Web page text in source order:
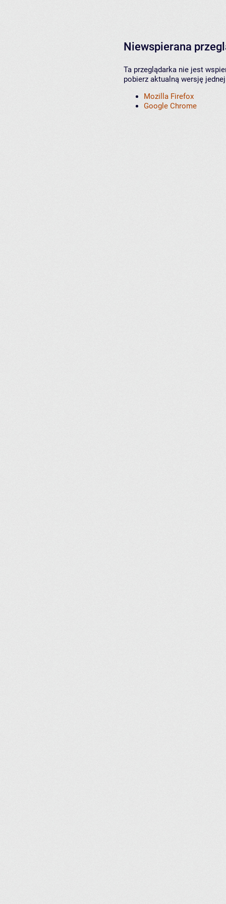
Niewspierana
Ta przeglądarka nie jest
pobierz aktualną wersję
Mozilla Firefox
Google Chrome